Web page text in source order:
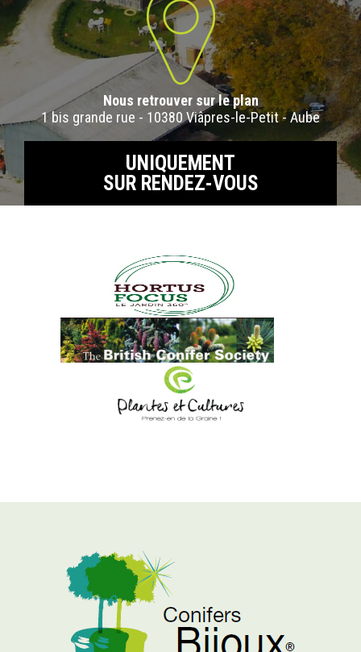
Nous retrouver sur le plan
1 bis grande rue - 10380 Viâpres-le-Petit - Aube
UNIQUEMENT
SUR RENDEZ-VOUS